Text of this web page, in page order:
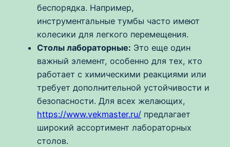
беспорядка. Например,
инструментальные тумбы часто имеют
колесики для легкого перемещения.
Столы лабораторные: Это еще один
важный элемент, особенно для тех, кто
работает с химическими реакциями или
требует дополнительной устойчивости и
безопасности. Для всех желающих,
https://www.vekmaster.ru/ предлагает
широкий ассортимент лабораторных
столов.